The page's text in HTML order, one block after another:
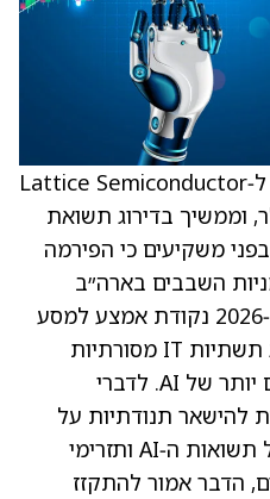
ל‑Lattice Semiconductor
דולר מ‑62 דולר, וממשיך בדירוג תשואת
משקיעים כי הפירמה
השבבים בארה״ב
שבכיסוי שלה. BofA רואה ב‑2026 נקודת אמצע למסע
של 8 עד 10 שנים של שדרוג תשתיות IT מסורתיות
לטובת עומסי עבודה מהירים יותר של AI. לדברי
להישאר תנודתיות על
רקע בחינה קפדנית יותר של תשואות ה‑AI ותזרימי
הדבר אמור להתקזז